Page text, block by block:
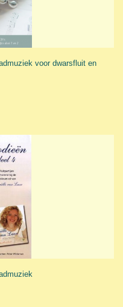
voor dwarsfluit en